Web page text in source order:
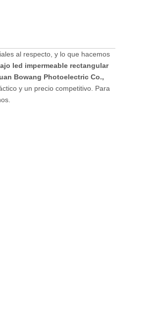
al respecto, y lo que hacemos
led impermeable rectangular
Bowang Photoelectric Co.,
y un precio competitivo. Para